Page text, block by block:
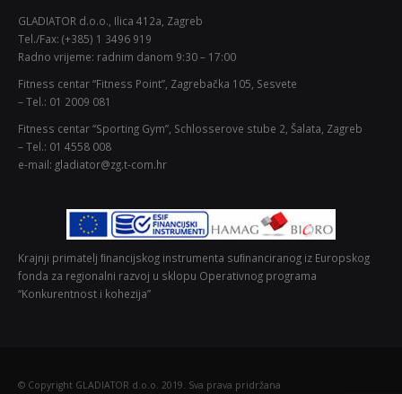
GLADIATOR d.o.o., Ilica 412a, Zagreb
Tel./Fax: (+385) 1 3496 919
Radno vrijeme: radnim danom 9:30 – 17:00
Fitness centar “Fitness Point”, Zagrebačka 105, Sesvete
– Tel.: 01 2009 081
Fitness centar “Sporting Gym”, Schlosserove stube 2, Šalata, Zagreb
– Tel.: 01 4558 008
e-mail: gladiator@zg.t-com.hr
Krajnji primatelj ﬁnancijskog instrumenta suﬁnanciranog iz Europskog
fonda za regionalni razvoj u sklopu Operativnog programa
“Konkurentnost i kohezija”
© Copyright GLADIATOR d.o.o. 2019. Sva prava pridržana